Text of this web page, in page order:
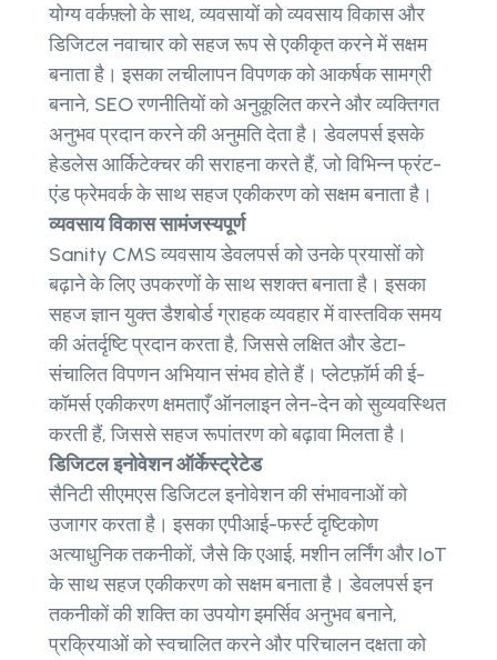
योग्य वर्कफ़्लो के साथ, व्यवसायों को व्यवसाय विकास और
डिजिटल नवाचार को सहज रूप से एकीकृत करने में सक्षम
बनाता है। इसका लचीलापन विपणक को आकर्षक सामग्री
बनाने, SEO रणनीतियों को अनुकूलित करने और व्यक्तिगत
अनुभव प्रदान करने की अनुमति देता है। डेवलपर्स इसके
हेडलेस आर्किटेक्चर की सराहना करते हैं, जो विभिन्न फ्रंट-
एंड फ्रेमवर्क के साथ सहज एकीकरण को सक्षम बनाता है।
व्यवसाय विकास सामंजस्यपूर्ण
Sanity CMS व्यवसाय डेवलपर्स को उनके प्रयासों को
बढ़ाने के लिए उपकरणों के साथ सशक्त बनाता है। इसका
सहज ज्ञान युक्त डैशबोर्ड ग्राहक व्यवहार में वास्तविक समय
की अंतर्दृष्टि प्रदान करता है, जिससे लक्षित और डेटा-
संचालित विपणन अभियान संभव होते हैं। प्लेटफ़ॉर्म की ई-
कॉमर्स एकीकरण क्षमताएँ ऑनलाइन लेन-देन को सुव्यवस्थित
करती हैं, जिससे सहज रूपांतरण को बढ़ावा मिलता है।
डिजिटल इनोवेशन ऑर्केस्ट्रेटेड
सैनिटी सीएमएस डिजिटल इनोवेशन की संभावनाओं को
उजागर करता है। इसका एपीआई-फर्स्ट दृष्टिकोण
अत्याधुनिक तकनीकों, जैसे कि एआई, मशीन लर्निंग और IoT
के साथ सहज एकीकरण को सक्षम बनाता है। डेवलपर्स इन
तकनीकों की शक्ति का उपयोग इमर्सिव अनुभव बनाने,
प्रक्रियाओं को स्वचालित करने और परिचालन दक्षता को